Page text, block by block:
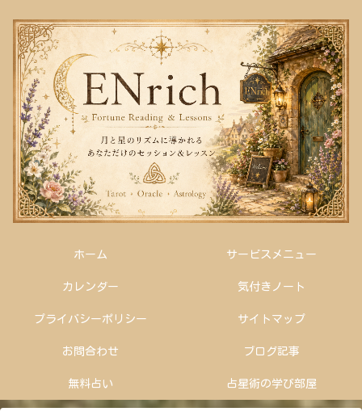
ホーム サービスメニュー
カレンダー 気付きノート
プライバシーポリシー サイトマップ
お問合わせ ブログ記事
無料占い 占星術の学び部屋